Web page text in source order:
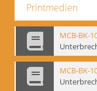
Printmedien
MCB-BK-
MCB-BK-